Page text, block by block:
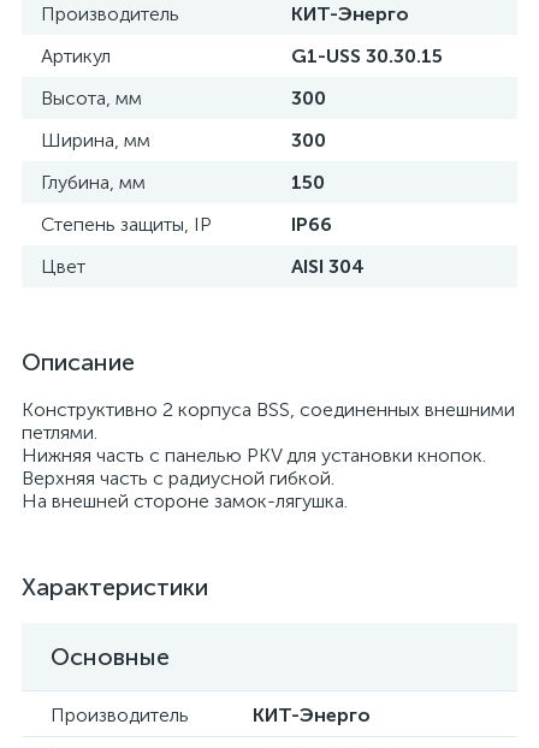
Производитель
КИТ-Энерго
Артикул
G1-USS 30.30.15
Высота, мм
300
Ширина, мм
300
Глубина, мм
150
Степень защиты, IP
IP66
Цвет
AISI 304
Описание
Конструктивно 2 корпуса BSS, соединенных внешними
петлями.
Нижняя часть с панелью PKV для установки кнопок.
Верхняя часть с радиусной гибкой.
На внешней стороне замок-лягушка.
Характеристики
Основные
Производитель
КИТ-Энерго